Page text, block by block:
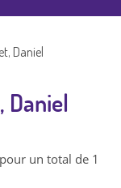
Daniel
Daniel
un total de 1